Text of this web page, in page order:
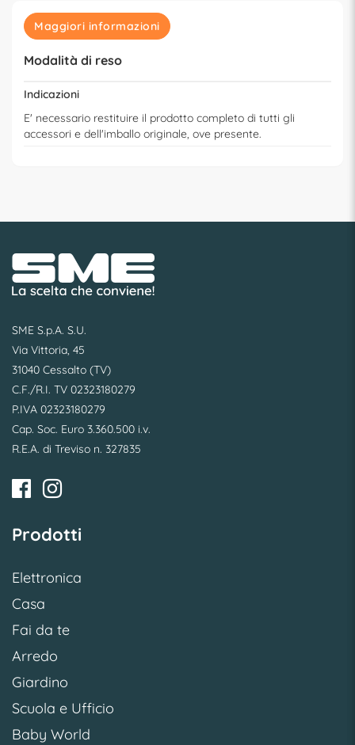
Maggiori informazioni
Modalità di reso
Indicazioni
E' necessario restituire il prodotto completo di tutti gli
accessori e dell'imballo originale, ove presente.
SME S.p.A. S.U.
Via Vittoria, 45
31040 Cessalto (TV)
C.F./R.I. TV 02323180279
P.IVA 02323180279
Cap. Soc. Euro 3.360.500 i.v.
R.E.A. di Treviso n. 327835
Prodotti
Elettronica
Casa
Fai da te
Arredo
Giardino
Scuola e Ufficio
Baby World